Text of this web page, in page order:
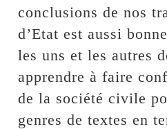
conclusions de nos
d’Etat est aussi
les uns et les autres
apprendre à faire
de la société civile
genres de textes en